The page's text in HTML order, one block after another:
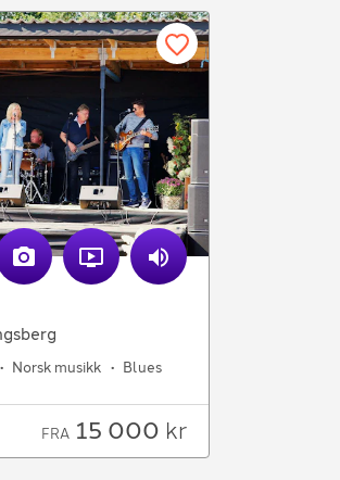
Norsk musikk
Blues
FRA 15 000 kr